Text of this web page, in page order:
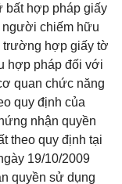
bất hợp pháp giấy
người chiếm hữu
trường hợp giấy tờ
hợp pháp đối với
quan chức năng
quy định của
nhận quyền
theo quy định tại
19/10/2009
quyền sử dụng